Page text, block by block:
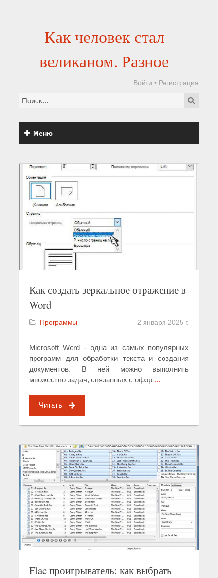
Как человек стал
великаном. Разное
Войти • Регистрация
Меню
Как создать зеркальное отражение в
Word
Программы 2 января 2025 г.
Microsoft Word - одна из самых популярных
программ для обработки текста и создания
документов. В ней можно выполнить
множество задач, связанных с офор ...
Читать
Flac проигрыватель: как выбрать